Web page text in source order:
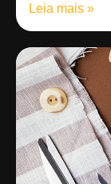
Leia mais »